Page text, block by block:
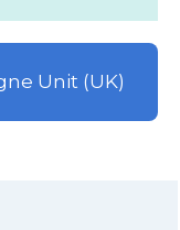
Unit (UK)